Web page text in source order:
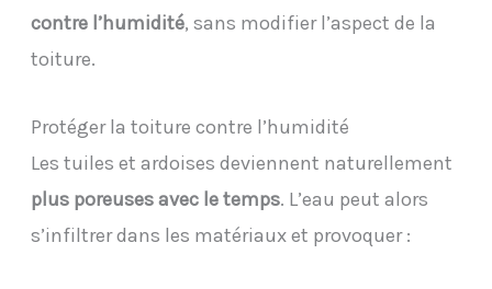
contre l’humidité, sans modifier l’aspect de la
toiture.
Protéger la toiture contre l’humidité
Les tuiles et ardoises deviennent naturellement
plus poreuses avec le temps. L’eau peut alors
s’infiltrer dans les matériaux et provoquer :